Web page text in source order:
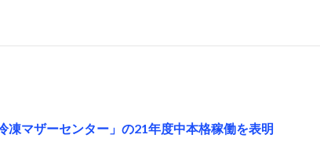
凍マザーセンター」の21年度中本格稼働を表明